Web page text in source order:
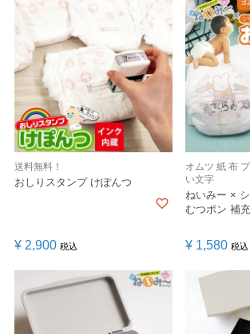
送料無料！
おしりスタンプ けぽんつ
¥ 2,900 税込
オムツ 紙 布
い文字
ねいみー ×
むつポン 補
¥ 1,580 税込